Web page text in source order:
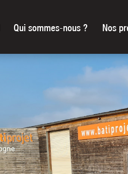
Qui sommes-nous ? Nos